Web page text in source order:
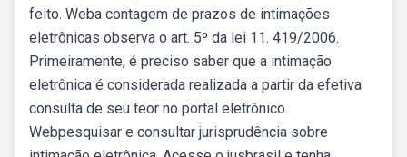
feito. Weba contagem de prazos de intimações
eletrônicas observa o art. 5º da lei 11. 419/2006.
Primeiramente, é preciso saber que a intimação
eletrônica é considerada realizada a partir da efetiva
consulta de seu teor no portal eletrônico.
Webpesquisar e consultar jurisprudência sobre